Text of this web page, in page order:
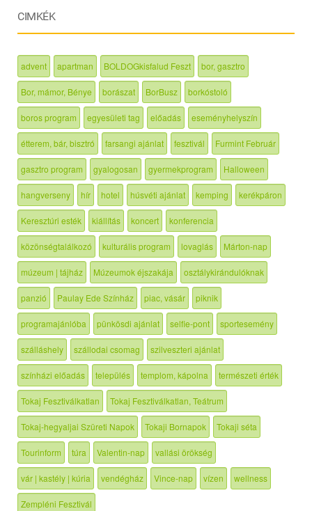
CIMKÉK
advent apartman BOLDOGkisfalud Feszt bor, gasztro
Bor, mámor, Bénye borászat BorBusz borkóstoló
boros program egyesületi tag előadás eseményhelyszín
étterem, bár, bisztró farsangi ajánlat fesztivál Furmint Február
gasztro program gyalogosan gyermekprogram Halloween
hangverseny hír hotel húsvéti ajánlat kemping kerékpáron
Keresztúri esték kiállítás koncert konferencia
közönségtalálkozó kulturális program lovaglás Márton-nap
múzeum | tájház Múzeumok éjszakája osztálykirándulóknak
panzió Paulay Ede Színház piac, vásár piknik
programajánlóba pünkösdi ajánlat selfie-pont sportesemény
szálláshely szállodai csomag szilveszteri ajánlat
színházi előadás település templom, kápolna természeti érték
Tokaj Fesztiválkatlan Tokaj Fesztiválkatlan, Teátrum
Tokaj-hegyaljai Szüreti Napok Tokaji Bornapok Tokaji séta
Tourinform túra Valentin-nap vallási örökség
vár | kastély | kúria vendégház Vince-nap vízen wellness
Zempléni Fesztivál